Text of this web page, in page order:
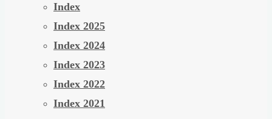
Index
Index 2025
Index 2024
Index 2023
Index 2022
Index 2021